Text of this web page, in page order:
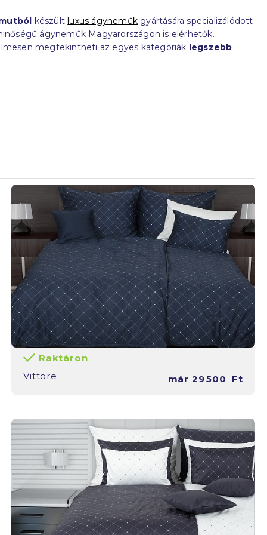
készültluxus ágyneműk gyártására specializálódott.
ágyneműk Magyarországon is elérhetők.
megtekintheti az egyes kategóriák legszebb
Raktáron
Vittore
már 29 500 Ft